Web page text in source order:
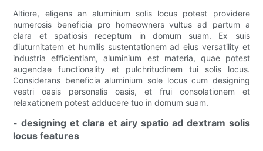
Altiore, eligens an aluminium solis locus potest providere
numerosis beneficia pro homeowners vultus ad partum a
clara et spatiosis receptum in domum suam. Ex suis
diuturnitatem et humilis sustentationem ad eius versatility et
industria efficientiam, aluminium est materia, quae potest
augendae functionality et pulchritudinem tui solis locus.
Considerans beneficia aluminium sole locus cum designing
vestri oasis personalis oasis, et frui consolationem et
relaxationem potest adducere tuo in domum suam.
- designing et clara et airy spatio ad dextram solis
locus features